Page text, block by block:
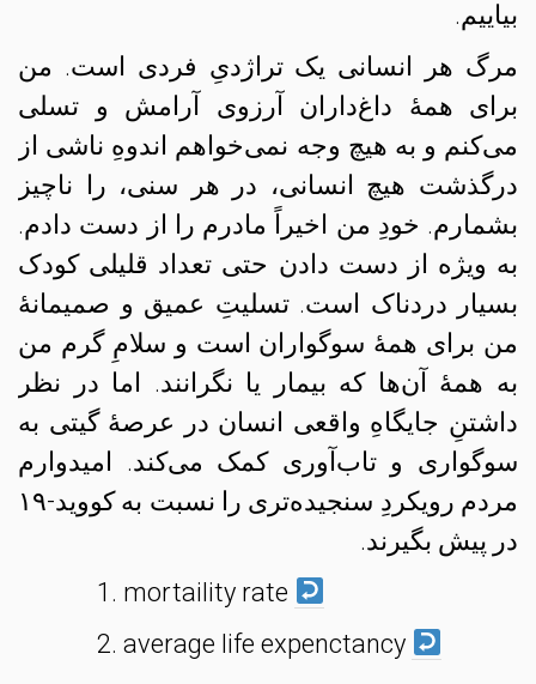
بیاییم.
مرگ هر انسانی یک تراژدیِ فردی است. من
برای همهٔ داغ‌داران آرزوی آرامش و تسلی
می‌کنم و به هیچ وجه نمی‌خواهم اندوهِ ناشی از
درگذشت هیچ انسانی، در هر سنی، را ناچیز
بشمارم. خودِ من اخیراً مادرم را از دست دادم.
به ویژه از دست دادن حتی تعداد قلیلی کودک
بسیار دردناک است. تسلیتِ عمیق و صمیمانهٔ
من برای همهٔ سوگواران است و سلامِ گرم من
به همهٔ آن‌ها که بیمار یا نگرانند. اما در نظر
داشتنِ جایگاهِ واقعی انسان در عرصهٔ گیتی به
سوگواری و تاب‌آوری کمک می‌کند. امیدوارم
مردم رویکردِ سنجیده‌تری را نسبت به کووید-۱۹
در پیش بگیرند.
mortaility rate
average life expenctancy